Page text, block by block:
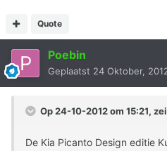
Quote
Poebin
Geplaatst 24 Oktober,
Op 24-10-2012 om 15:21,
De Kia Picanto Design editie